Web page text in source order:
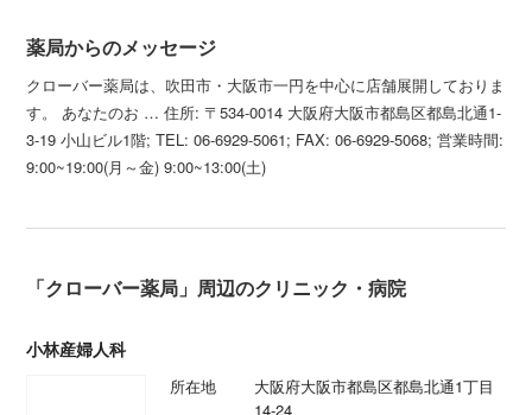
薬局からのメッセージ
クローバー薬局は、吹田市・大阪市一円を中心に店舗展開しておりま
す。 あなたのお … 住所: 〒534-0014 大阪府大阪市都島区都島北通1-
3-19 小山ビル1階; TEL: 06-6929-5061; FAX: 06-6929-5068; 営業時間:
9:00~19:00(月～金) 9:00~13:00(土)
「クローバー薬局」周辺のクリニック・病院
小林産婦人科
所在地
大阪府大阪市都島区都島北通1丁目
14-24